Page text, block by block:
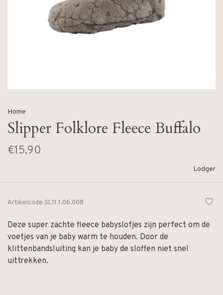
Home
Slipper Folklore Fleece Buffalo
€15,90
Lodger
Artikelcode SL11.1.06.008
Deze super zachte fleece babyslofjes zijn perfect om de
voetjes van je baby warm te houden. Door de
klittenbandsluiting kan je baby de sloffen niet snel
uittrekken.